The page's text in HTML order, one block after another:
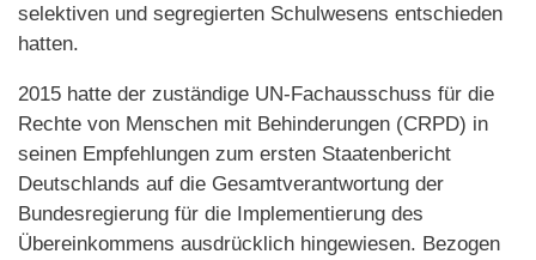
selektiven und segregierten Schulwesens entschieden
hatten.
2015 hatte der zuständige UN-Fachausschuss für die
Rechte von Menschen mit Behinderungen (CRPD) in
seinen Empfehlungen zum ersten Staatenbericht
Deutschlands auf die Gesamtverantwortung der
Bundesregierung für die Implementierung des
Übereinkommens ausdrücklich hingewiesen. Bezogen